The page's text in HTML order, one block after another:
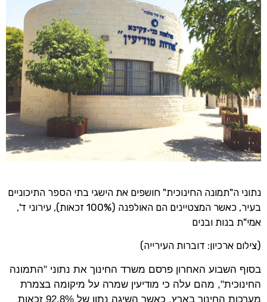
נתוני ה"תמונה החינוכית" חושפים את הישגי בתי הספר התיכוניים
בעיר, כאשר המצטיינים הם האולפנה (100% זכאות), עירוני ד',
אמי"ת בנות ובנים
(צילום ארכיון: דוברות העירייה)
בסוף השבוע האחרון פרסם משרד החינוך את נתוני "התמונה
החינוכית", מהם עלה כי מודיעין שמרה על מיקומה בצמרת
מערכות החינוך בארץ, כאשר השיגה נתון של 92.8% זכאות